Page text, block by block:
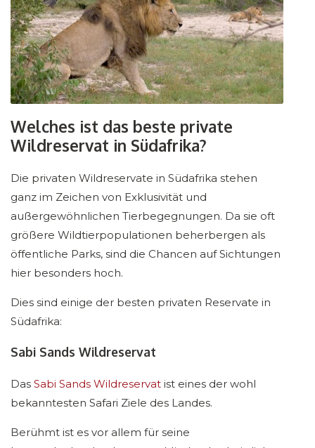
Welches ist das beste private
Wildreservat in Südafrika?
Die privaten Wildreservate in Südafrika stehen
ganz im Zeichen von Exklusivität und
außergewöhnlichen Tierbegegnungen. Da sie oft
größere Wildtierpopulationen beherbergen als
öffentliche Parks, sind die Chancen auf Sichtungen
hier besonders hoch.
Dies sind einige der besten privaten Reservate in
Südafrika:
Sabi Sands Wildreservat
Das Sabi Sands Wildreservat ist eines der wohl
bekanntesten Safari Ziele des Landes.
Berühmt ist es vor allem für seine